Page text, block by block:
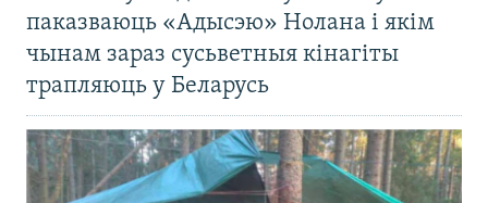
паказваюць «Адысэю» Нолана і якім
чынам зараз сусьветныя кінагіты
трапляюць у Беларусь